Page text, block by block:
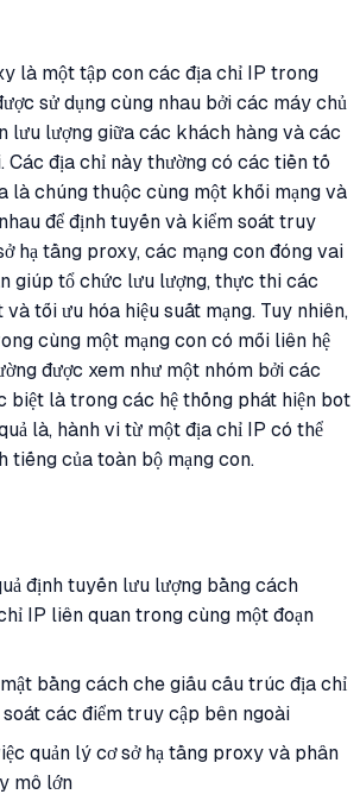
là một tập con các địa chỉ IP trong
sử dụng cùng nhau bởi các máy chủ
lưu lượng giữa các khách hàng và các
Các địa chỉ này thường có các tiền tố
là chúng thuộc cùng một khối mạng và
để định tuyến và kiểm soát truy
hạ tầng proxy, các mạng con đóng vai
giúp tổ chức lưu lượng, thực thi các
tối ưu hóa hiệu suất mạng. Tuy nhiên,
cùng một mạng con có mối liên hệ
được xem như một nhóm bởi các
biệt là trong các hệ thống phát hiện bot
là, hành vi từ một địa chỉ IP có thể
tiếng của toàn bộ mạng con.
định tuyến lưu lượng bằng cách
IP liên quan trong cùng một đoạn
bằng cách che giấu cấu trúc địa chỉ
các điểm truy cập bên ngoài
quản lý cơ sở hạ tầng proxy và phân
mô lớn